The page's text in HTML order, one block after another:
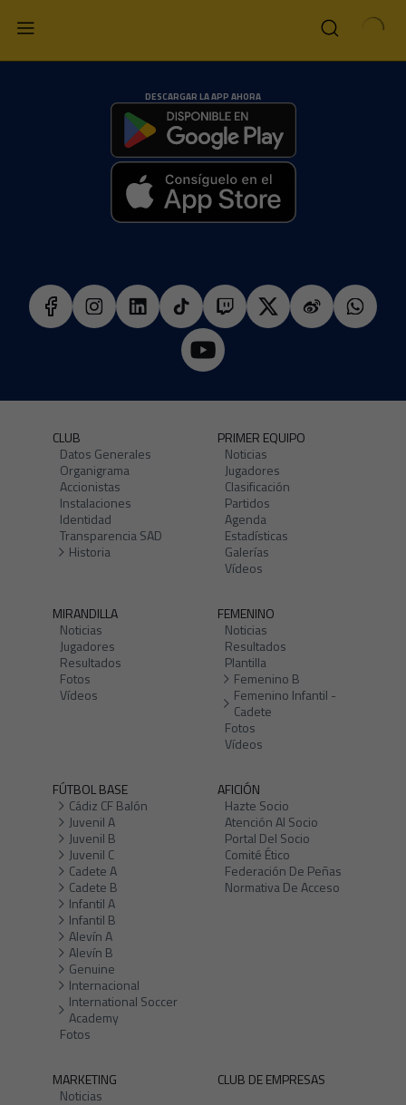
DESCARGAR LA APP AHORA
CLUB
Datos Generales
Organigrama
Accionistas
Instalaciones
Identidad
Transparencia SAD
Historia
PRIMER EQUIPO
Noticias
Jugadores
Clasificación
Partidos
Agenda
Estadísticas
Galerías
Vídeos
MIRANDILLA
Noticias
Jugadores
Resultados
Fotos
Vídeos
FEMENINO
Noticias
Resultados
Plantilla
Femenino B
Femenino Infantil -
Cadete
Fotos
Vídeos
FÚTBOL BASE
Cádiz CF Balón
Juvenil A
Juvenil B
Juvenil C
Cadete A
Cadete B
Infantil A
Infantil B
Alevín A
Alevín B
Genuine
Internacional
International Soccer
Academy
Fotos
AFICIÓN
Hazte Socio
Atención Al Socio
Portal Del Socio
Comité Ético
Federación De Peñas
Normativa De Acceso
MARKETING
Noticias
CLUB DE EMPRESAS